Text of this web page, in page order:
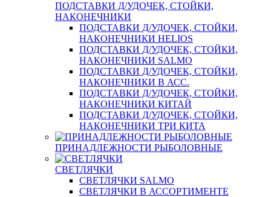
ПОДСТАВКИ Д/УДОЧЕК, СТОЙКИ,
НАКОНЕЧНИКИ
ПОДСТАВКИ Д/УДОЧЕК, СТОЙКИ,
НАКОНЕЧНИКИ HELIOS
ПОДСТАВКИ Д/УДОЧЕК, СТОЙКИ,
НАКОНЕЧНИКИ SALMO
ПОДСТАВКИ Д/УДОЧЕК, СТОЙКИ,
НАКОНЕЧНИКИ В АСС.
ПОДСТАВКИ Д/УДОЧЕК, СТОЙКИ,
НАКОНЕЧНИКИ КИТАЙ
ПОДСТАВКИ Д/УДОЧЕК, СТОЙКИ,
НАКОНЕЧНИКИ ТРИ КИТА
ПРИНАДЛЕЖНОСТИ РЫБОЛОВНЫЕ
СВЕТЛЯЧКИ
СВЕТЛЯЧКИ SALMO
СВЕТЛЯЧКИ В АССОРТИМЕНТЕ